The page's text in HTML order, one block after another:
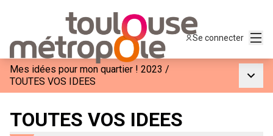
Se connecter
Mes idées pour mon quartier ! 2023 /
TOUTES VOS IDEES
TOUTES VOS IDEES